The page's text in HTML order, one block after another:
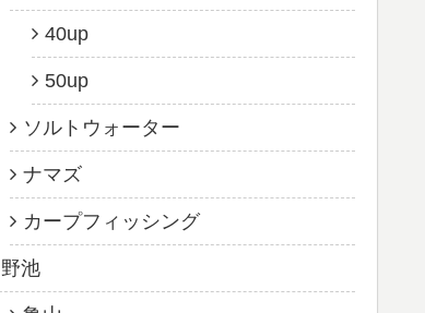
40up
50up
ソルトウォーター
ナマズ
カープフィッシング
野池